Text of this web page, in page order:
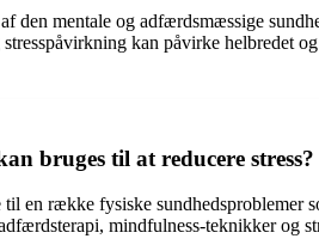
den mentale og adfærdsmæssige
kan påvirke helbredet
bruges til at reducere stress?
en række fysiske
mindfulness-teknikker og